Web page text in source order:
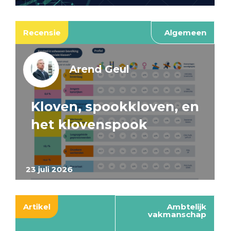
Recensie Algemeen
23 juli 2026
Arend Geul
Kloven, spookkloven, en
het klovenspook
Artikel Ambtelijk
vakmanschap